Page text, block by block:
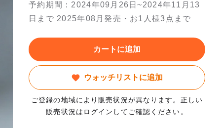
予約期間：2024年09月26日~2024年11月13
日まで 2025年08月発売・お1人様3点まで
カートに追加
ウォッチリストに追加
ご登録の地域により販売状況が異なります。正しい
販売状況はログインしてご確認ください。